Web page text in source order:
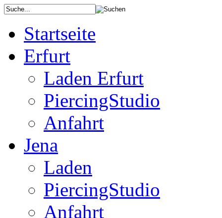
Startseite
Erfurt
Laden Erfurt
PiercingStudio
Anfahrt
Jena
Laden
PiercingStudio
Anfahrt